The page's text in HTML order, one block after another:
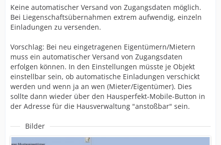
Keine automatischer Versand von Zugangsdaten möglich.
Bei Liegenschaftsübernahmen extrem aufwendig, einzeln
Einladungen zu versenden.
Vorschlag: Bei neu eingetragenen Eigentümern/Mietern
muss ein automatischer Versand von Zugangsdaten
erfolgen können. In den Einstellungen müsste je Objekt
einstellbar sein, ob automatische Einladungen verschickt
werden und wenn ja an wen (Mieter/Eigentümer). Dies
sollte dann wieder über den Hausperfekt-Mobile-Button in
der Adresse für die Hausverwaltung "anstoßbar" sein.
Bilder